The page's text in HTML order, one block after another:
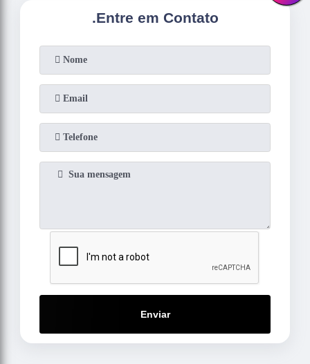
.Entre em Contato
Enviar